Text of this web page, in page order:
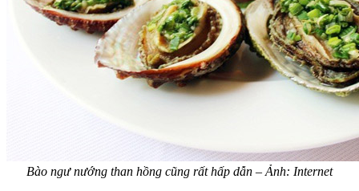
Bào ngư nướng than hồng cũng rất hấp dẫn – Ảnh: Internet